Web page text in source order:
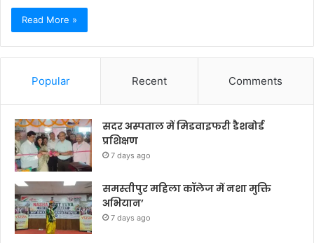
Read More »
Popular Recent Comments
सदर अस्पताल में मिडवाइफरी डैशबोर्ड
प्रशिक्षण
7 days ago
समस्तीपुर महिला कॉलेज में नशा मुक्ति
अभियान’
7 days ago